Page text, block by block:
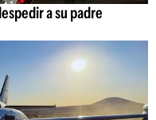
a su padre